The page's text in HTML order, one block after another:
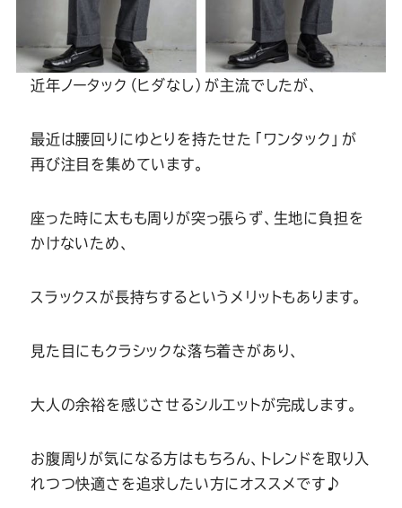
近年ノータック（ヒダなし）が主流でしたが、
最近は腰回りにゆとりを持たせた「ワンタック」が
再び注目を集めています。
座った時に太もも周りが突っ張らず、生地に負担を
かけないため、
スラックスが長持ちするというメリットもあります。
見た目にもクラシックな落ち着きがあり、
大人の余裕を感じさせるシルエットが完成します。
お腹周りが気になる方はもちろん、トレンドを取り入
れつつ快適さを追求したい方にオススメです♪